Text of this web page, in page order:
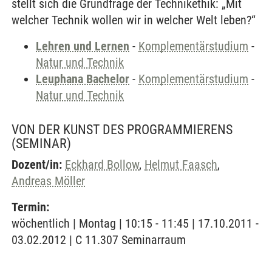
stellt sich die Grundfrage der Technikethik: „Mit
welcher Technik wollen wir in welcher Welt leben?“
Lehren und Lernen - Komplementärstudium -
Natur und Technik
Leuphana Bachelor - Komplementärstudium -
Natur und Technik
VON DER KUNST DES PROGRAMMIERENS
(SEMINAR)
Dozent/in: Eckhard Bollow, Helmut Faasch,
Andreas Möller
Termin:
wöchentlich | Montag | 10:15 - 11:45 | 17.10.2011 -
03.02.2012 | C 11.307 Seminarraum